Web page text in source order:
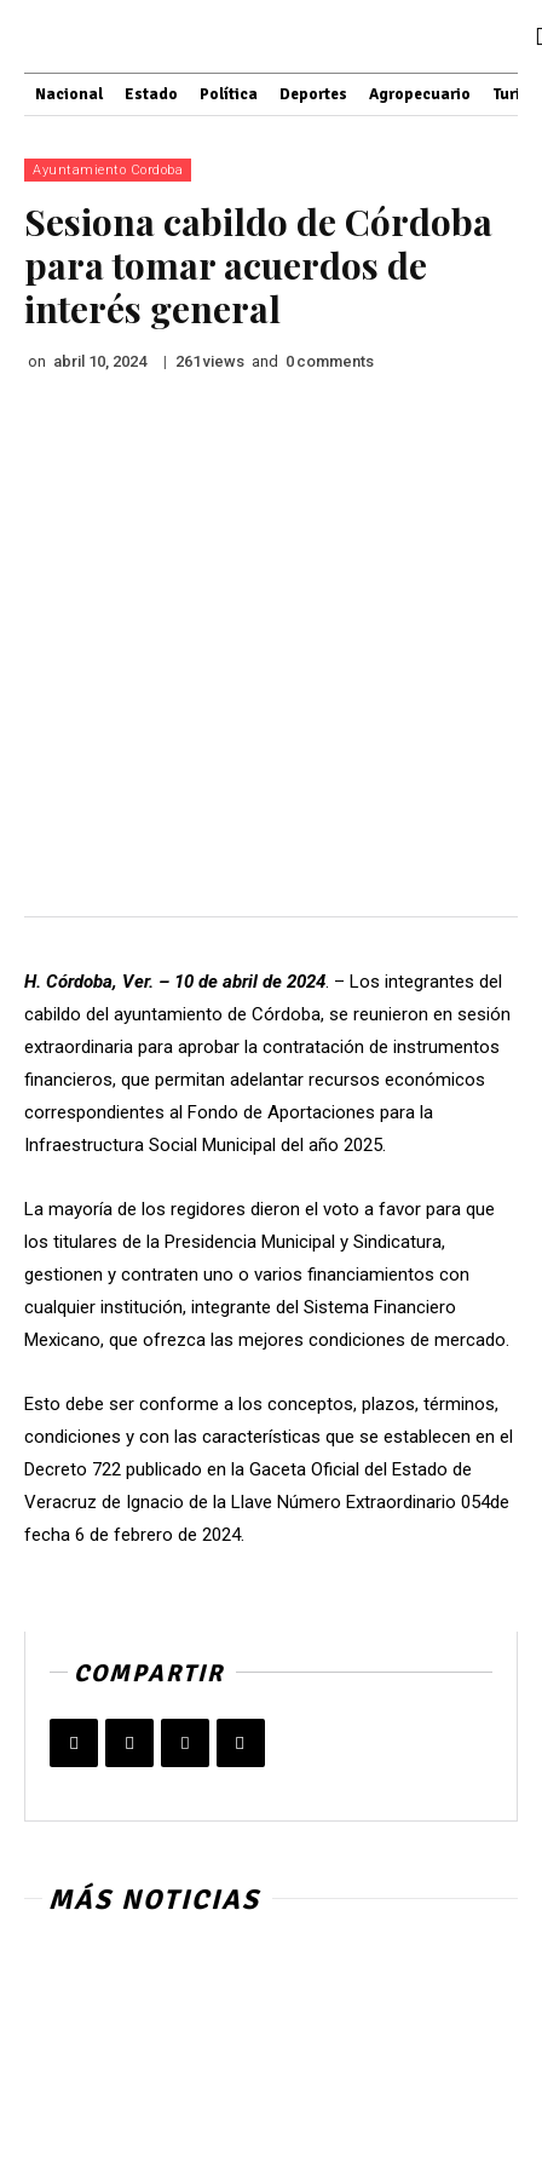
Nacional Estado Política Deportes Agropecuario
Ayuntamiento Cordoba
Sesiona cabildo de Córdoba
para tomar acuerdos de
interés general
on abril 10, 2024 | 261 views and 0 comments
H. Córdoba, Ver. – 10 de abril de 2024. – Los integrantes del
cabildo del ayuntamiento de Córdoba, se reunieron en sesión
extraordinaria para aprobar la contratación de instrumentos
financieros, que permitan adelantar recursos económicos
correspondientes al Fondo de Aportaciones para la
Infraestructura Social Municipal del año 2025.
La mayoría de los regidores dieron el voto a favor para que
los titulares de la Presidencia Municipal y Sindicatura,
gestionen y contraten uno o varios financiamientos con
cualquier institución, integrante del Sistema Financiero
Mexicano, que ofrezca las mejores condiciones de mercado.
Esto debe ser conforme a los conceptos, plazos, términos,
condiciones y con las características que se establecen en el
Decreto 722 publicado en la Gaceta Oficial del Estado de
Veracruz de Ignacio de la Llave Número Extraordinario 054de
fecha 6 de febrero de 2024.
COMPARTIR
MÁS NOTICIAS